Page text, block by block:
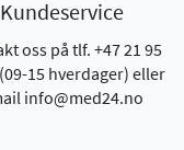
Kundeservice
oss på tlf. +47 21 95
15 hverdager) eller
info@med24.no